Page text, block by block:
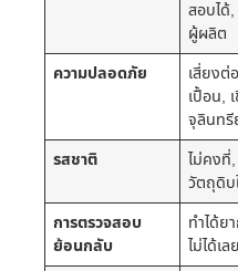
สอบได้
ผู้ผลิต
ความปลอดภัย
เสี่ยงต่
เปื้อน,
จุลินท
รสชาติ
ไม่คง
วัตถุดิบ
การตรวจสอบ
ย้อนกลับ
ทำได้ย
ไม่ได้เลย